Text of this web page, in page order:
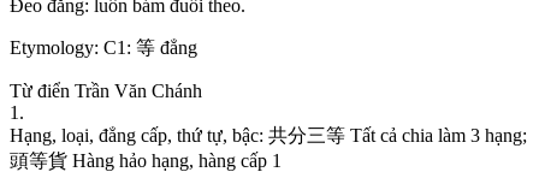
Đeo đẳng: uôn bám đuổi theo.
Etymology: C1: 等 đẳng
Từ điển Trần Văn Chánh
1 .
Hạng, loại, đẳng cấp, thứ tự, bậc: 共分三等 Tất cả chia làm 3 hạng;
頭等貨 Hàng hảo hạng, hàng cấp 1